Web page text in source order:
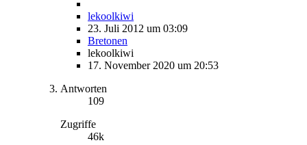
lekoolkiwi
23. Juli 2012 um 03:09
Bretonen
lekoolkiwi
17. November 2020 um 20:53
Antworten
109
Zugriffe
46k